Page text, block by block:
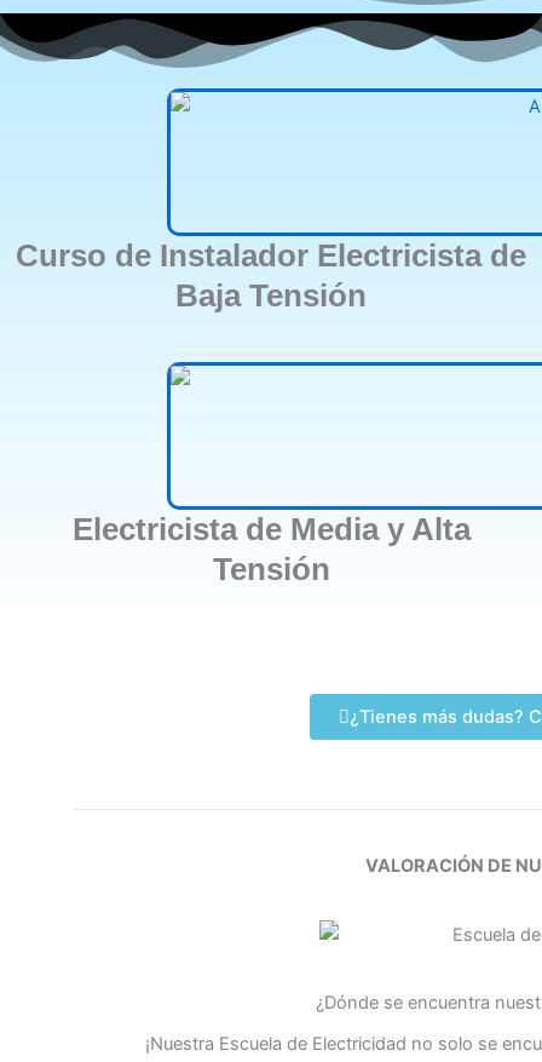
Curso de Instalador Electricista de
Baja Tensión
Electricista de Media y Alta
Tensión
¿Tienes más dudas?
VALORACIÓN DE
¿Dónde se encuentra
¡Nuestra Escuela de Electricidad no solo se